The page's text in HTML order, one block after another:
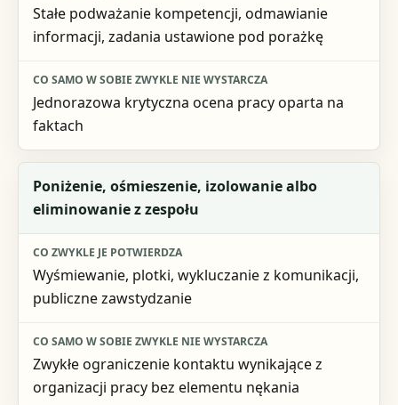
Stałe podważanie kompetencji, odmawianie
informacji, zadania ustawione pod porażkę
Jednorazowa krytyczna ocena pracy oparta na
faktach
Poniżenie, ośmieszenie, izolowanie albo
eliminowanie z zespołu
Wyśmiewanie, plotki, wykluczanie z komunikacji,
publiczne zawstydzanie
Zwykłe ograniczenie kontaktu wynikające z
organizacji pracy bez elementu nękania